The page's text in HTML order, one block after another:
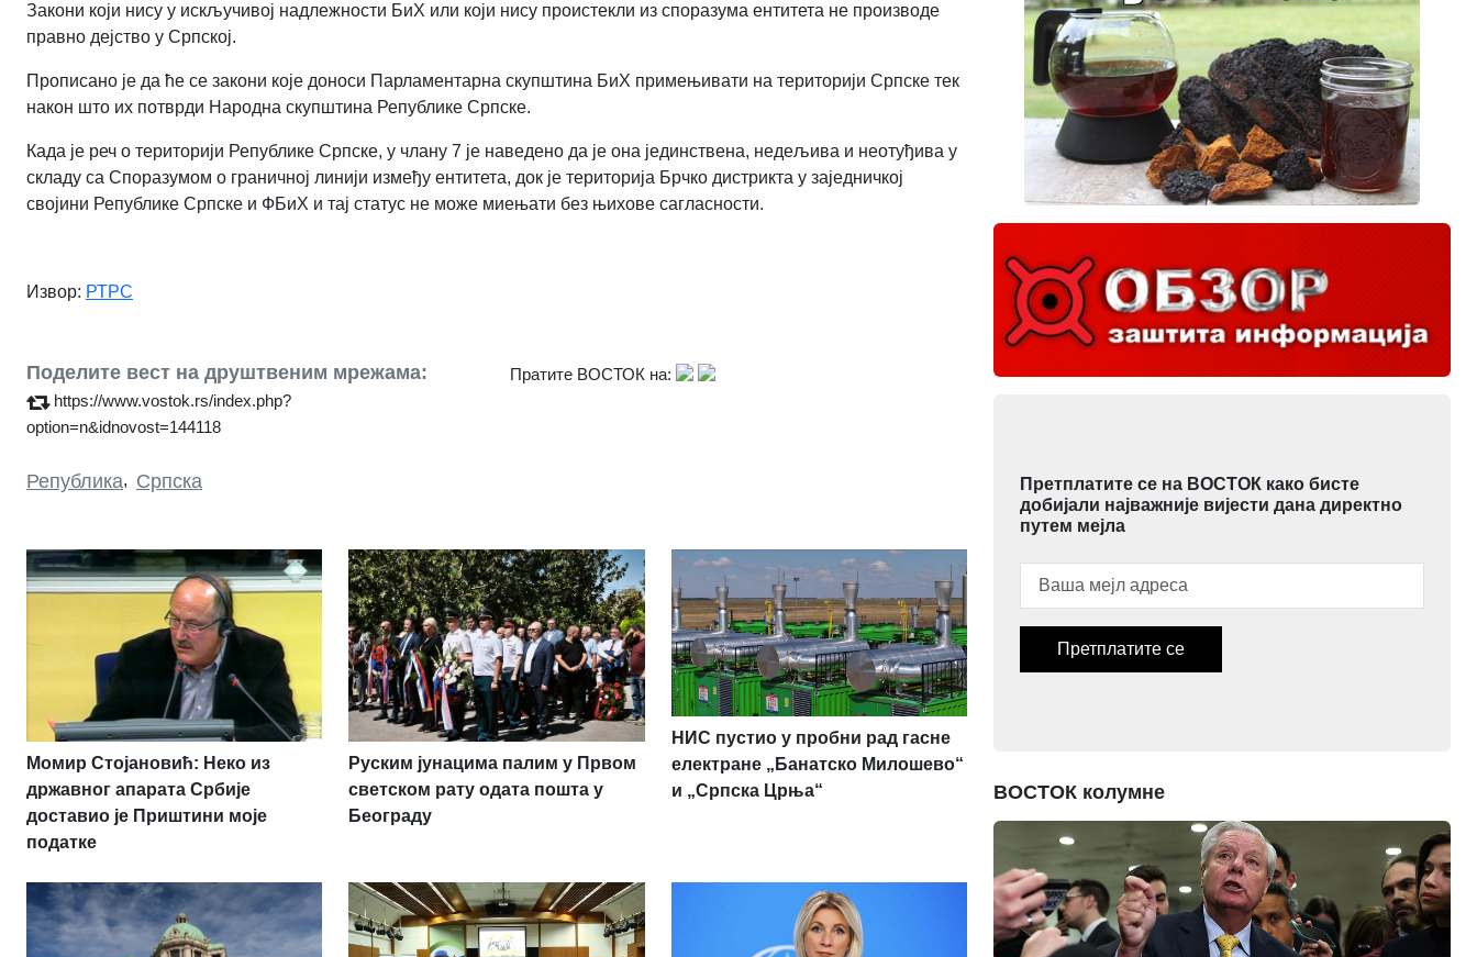
Закони који нису у искључивој надлежности БиХ или који нису проистекли из споразума ентитета не производе
правно дејство у Српској.
Прописано је да ће се закони које доноси Парламентарна скупштина БиХ примењивати на територији Српске тек
након што их потврди Народна скупштина Републике Српске.
Када је реч о територији Републике Српске, у члану 7 је наведено да је она јединствена, недељива и неотуђива у
складу са Споразумом о граничној линији између ентитета, док је територија Брчко дистрикта у заједничкој
својини Републике Српске и ФБиХ и тај статус не може миењати без њихове сагласности.
Извор: РТРС
Поделите вест на друштвеним мрежама:
https://www.vostok.rs/index.php?
option=n&idnovost=144118
Пратите ВОСТОК на:
Република, Српска
Момир Стојановић: Неко из
државног апарата Србије
доставио је Приштини моје
податке
Руским јунацима палим у Првом
светском рату одата пошта у
Београду
НИС пустио у пробни рад гасне
електране „Банатско Милошево“
и „Српска Црња“
Претплатите се на ВОСТОК како бисте
добијали најважније вијести дана директно
путем мејла
Претплатите се
ВОСТОК колумне